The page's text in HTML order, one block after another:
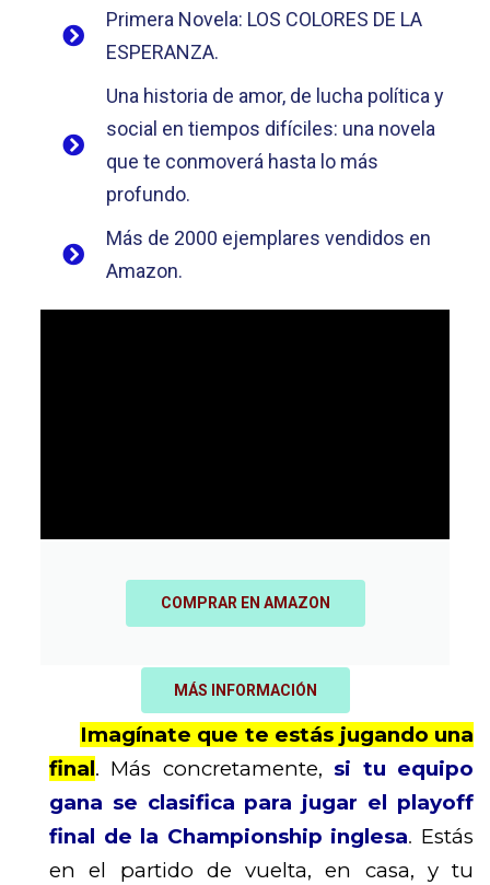
Primera Novela: LOS COLORES DE LA
ESPERANZA.
Una historia de amor, de lucha política y
social en tiempos difíciles: una novela
que te conmoverá hasta lo más
profundo.
Más de 2000 ejemplares vendidos en
Amazon.
COMPRAR EN AMAZON
MÁS INFORMACIÓN
Imagínate que te estás jugando una
final. Más concretamente, si tu equipo
gana se clasifica para jugar el playoff
final de la Championship inglesa. Estás
en el partido de vuelta, en casa, y tu